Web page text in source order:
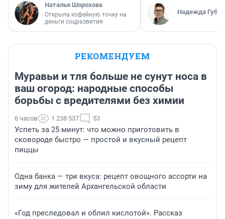
Наталья Шорохова
Открыла кофейную точку на
деньги соцразвития
Надежда
РЕКОМЕНДУЕМ
Муравьи и тля больше не сунут носа в
ваш огород: народные способы
борьбы с вредителями без химии
6 часов 1 238 537 53
Успеть за 25 минут: что можно приготовить в
сковороде быстро — простой и вкусный рецепт
пиццы
Одна банка — три вкуса: рецепт овощного ассорти на
зиму для жителей Архангельской области
«Год преследовал и облил кислотой». Рассказ